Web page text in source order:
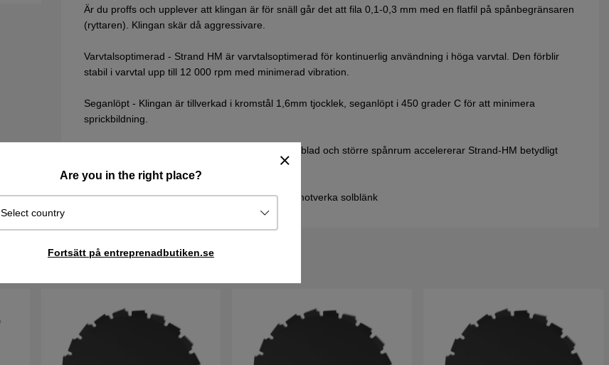
Are you in the right place?
Select country
Fortsätt på entreprenadbutiken.se
Är du proffs och upplever att klingan är för snäll går det att fila 0,1-0,3 mm med en flatfil på spånbegränsaren
(ryttaren). Klingan skär då aggressivare.
Varvtalsoptimerad - Strand HM är varvtalsoptimerad för kontinuerlig användning i höga varvtal. Den förblir
stabil i varvtal upp till 12 000 rpm med minimerad vibration.
Seganlöpt - Klingan är tillverkad i kromstål 1,6mm tjocklek, seganlöpt i 450 grader C för att minimera
sprickbildning.
Snabbare acceleration - Tack vare tunnare stamblad och större spånrum accelererar Strand-HM betydligt
Svartlackerad - Klingan är svartlackerad för att motverka solblänk